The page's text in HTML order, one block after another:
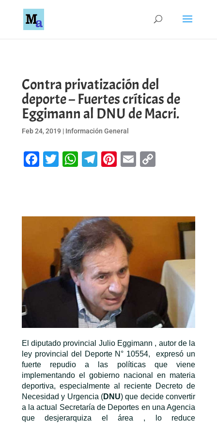
Contra privatización del
deporte – Fuertes críticas de
Eggimann al DNU de Macri.
Feb 24, 2019 | Información General
Facebook
Twitter
WhatsApp
Telegram
Pinterest
EmailCopy
El diputado provincial Julio Eggimann , autor de la
ley provincial del Deporte N° 10554, expresó un
fuerte repudio a las políticas que viene
implementando el gobierno nacional en materia
deportiva, especialmente al reciente Decreto de
Necesidad y Urgencia (DNU) que decide convertir
a la actual Secretaría de Deportes en una Agencia
que desjerarquiza el área , lo reduce